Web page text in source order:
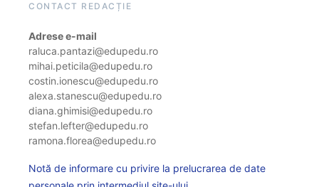
CONTACT REDACȚIE
Adrese e-mail
raluca.pantazi@edupedu.ro
mihai.peticila@edupedu.ro
costin.ionescu@edupedu.ro
alexa.stanescu@edupedu.ro
diana.ghimisi@edupedu.ro
stefan.lefter@edupedu.ro
ramona.florea@edupedu.ro
Notă de informare cu privire la prelucrarea de date